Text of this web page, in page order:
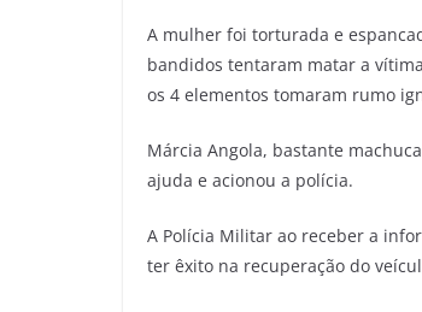
A mulher foi torturada e
bandidos tentaram matar a
os 4 elementos tomaram rumo
Márcia Angola, bastante
ajuda e acionou a polícia.
A Polícia Militar ao receber a
ter êxito na recuperação do